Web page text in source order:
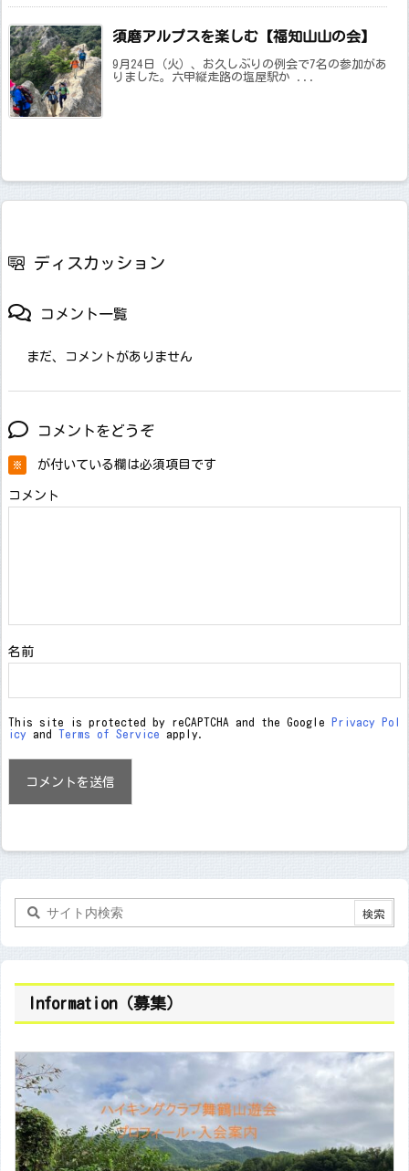
須磨アルプスを楽しむ【福知山山の会】
9月24日（火）、お久しぶりの例会で7名の参加があ
りました。六甲縦走路の塩屋駅か ...
ディスカッション
コメント一覧
まだ、コメントがありません
コメントをどうぞ
※ が付いている欄は必須項目です
コメント
名前
This site is protected by reCAPTCHA and the Google
Privacy Pol
icy and Terms of Service apply.
Information（募集）